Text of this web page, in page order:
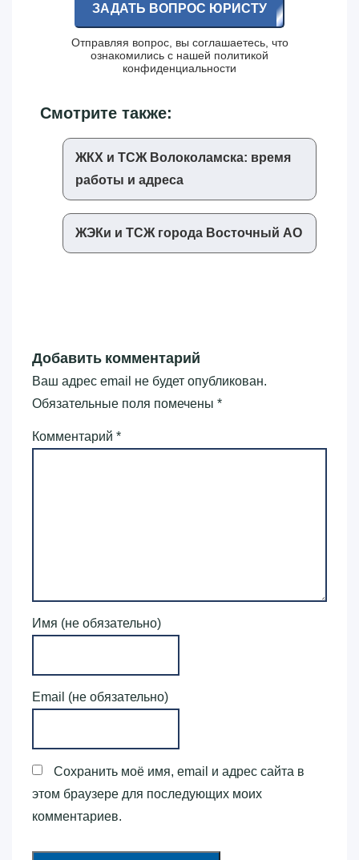
ЗАДАТЬ ВОПРОС ЮРИСТУ
Отправляя вопрос, вы соглашаетесь, что
ознакомились с нашей политикой
конфиденциальности
Смотрите также:
ЖКХ и ТСЖ Волоколамска: время
работы и адреса
ЖЭКи и ТСЖ города Восточный АО
Добавить комментарий
Ваш адрес email не будет опубликован.
Обязательные поля помечены *
Комментарий *
Имя (не обязательно)
Email (не обязательно)
Сохранить моё имя, email и адрес сайта в
этом браузере для последующих моих
комментариев.